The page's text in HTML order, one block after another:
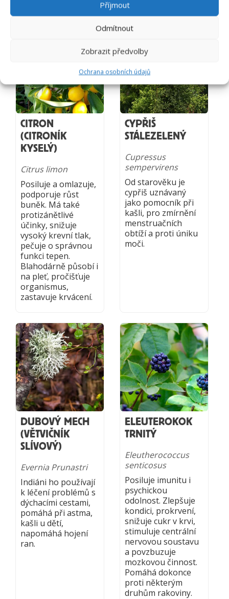
Příjmout
Odmítnout
Zobrazit předvolby
Ochrana osobních údajů
CITRON
(CITRONÍK
KYSELÝ)
Citrus limon
Posiluje a omlazuje,
podporuje růst
buněk. Má také
protizánětlivé
účinky, snižuje
vysoký krevní tlak,
pečuje o správnou
funkci tepen.
Blahodárně působí i
na pleť, pročišťuje
organismus,
zastavuje krvácení.
CYPŘIŠ
STÁLEZELENÝ
Cupressus
sempervirens
Od starověku je
cypřiš uznávaný
jako pomocník při
kašli, pro zmírnění
menstruačních
obtíží a proti úniku
moči.
DUBOVÝ MECH
(VĚTVIČNÍK
SLÍVOVÝ)
Evernia Prunastri
Indiáni ho používají
k léčení problémů s
dýchacími cestami,
pomáhá při astma,
kašli u dětí,
napomáhá hojení
ran.
ELEUTEROKOK
TRNITÝ
Eleutherococcus
senticosus
Posiluje imunitu i
psychickou
odolnost. Zlepšuje
kondici, prokrvení,
snižuje cukr v krvi,
stimuluje centrální
nervovou soustavu
a povzbuzuje
mozkovou činnost.
Pomáhá dokonce
proti některým
druhům rakoviny.